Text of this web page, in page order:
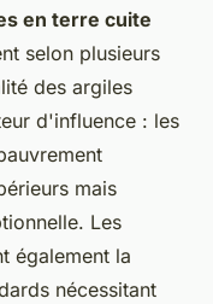
en terre cuite
selon plusieurs
des argiles
d'influence : les
mais
Les
également la
nécessitant